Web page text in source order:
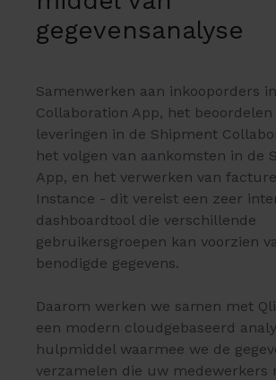
gegevensanalyse
Samenwerken aan inkooporders
Collaboration App, het beoordelen
leveringen in de Shipment
het volgen van aankomsten in de
App, en het verwerken van
Instance - dit vereist een zeer
dashboardtool die verschillende
gebruikersgroepen kan voorzien
benodigde gegevens.
Daarom werken we samen met
een modern cloudgebaseerd
hulpmiddel waarmee we de
verzamelen die uw medewerkers